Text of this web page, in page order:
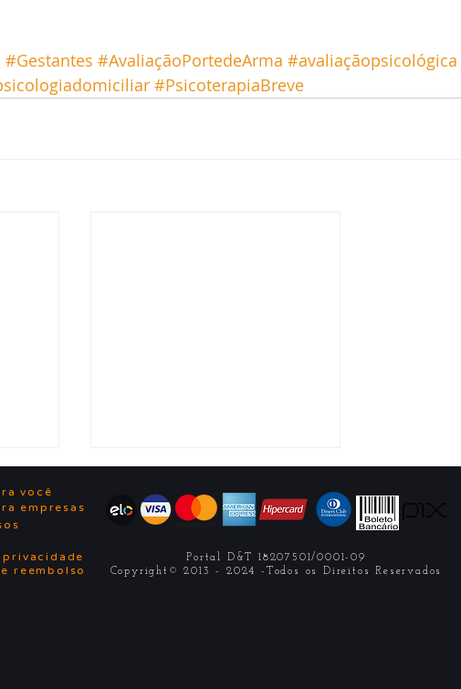
#Gestantes #AvaliaçãoPortedeArma #avaliaçãopsicológica
#PsicoterapiaBreve
você
empresas
reembolso
Portal D&T 18207501/0001-09
Copyright© 2013 - 2024 -Todos os Direitos Reservados